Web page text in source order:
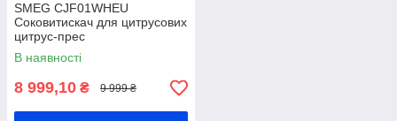
SMEG CJF01WHEU
Соковитискач для цитрусових
цитрус-прес
В наявності
8 999,10 ₴ 9 999 ₴